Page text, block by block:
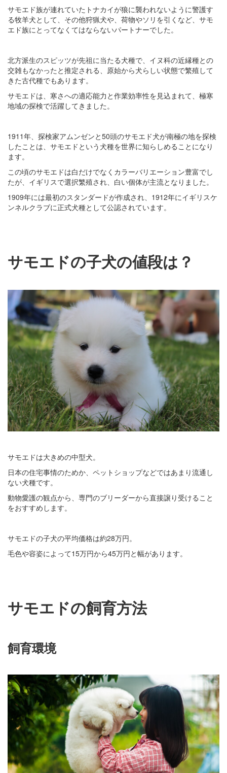
サモエド族が連れていたトナカイが狼に襲われないように警護す
る牧羊犬として、その他狩猟犬や、荷物やソリを引くなど、サモ
エド族にとってなくてはならないパートナーでした。
北方派生のスピッツが先祖に当たる犬種で、イヌ科の近縁種との
交雑もなかったと推定される、原始から犬らしい状態で繁殖して
きた古代種でもあります。
サモエドは、寒さへの適応能力と作業効率性を見込まれて、極寒
地域の探検で活躍してきました。
1911年、探検家アムンゼンと50頭のサモエド犬が南極の地を探検
したことは、サモエドという犬種を世界に知らしめることになり
ます。
この頃のサモエドは白だけでなくカラーバリエーション豊富でし
たが、イギリスで選択繁殖され、白い個体が主流となりました。
1909年には最初のスタンダードが作成され、1912年にイギリスケ
ンネルクラブに正式犬種として公認されています。
サモエドの子犬の値段は？
サモエドは大きめの中型犬。
日本の住宅事情のためか、ペットショップなどではあまり流通し
ない犬種です。
動物愛護の観点から、専門のブリーダーから直接譲り受けること
をおすすめします。
サモエドの子犬の平均価格は約28万円。
毛色や容姿によって15万円から45万円と幅があります。
サモエドの飼育方法
飼育環境